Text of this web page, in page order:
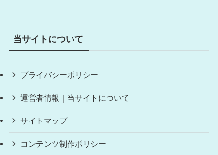
当サイトについて
プライバシーポリシー
運営者情報｜当サイトについて
サイトマップ
コンテンツ制作ポリシー